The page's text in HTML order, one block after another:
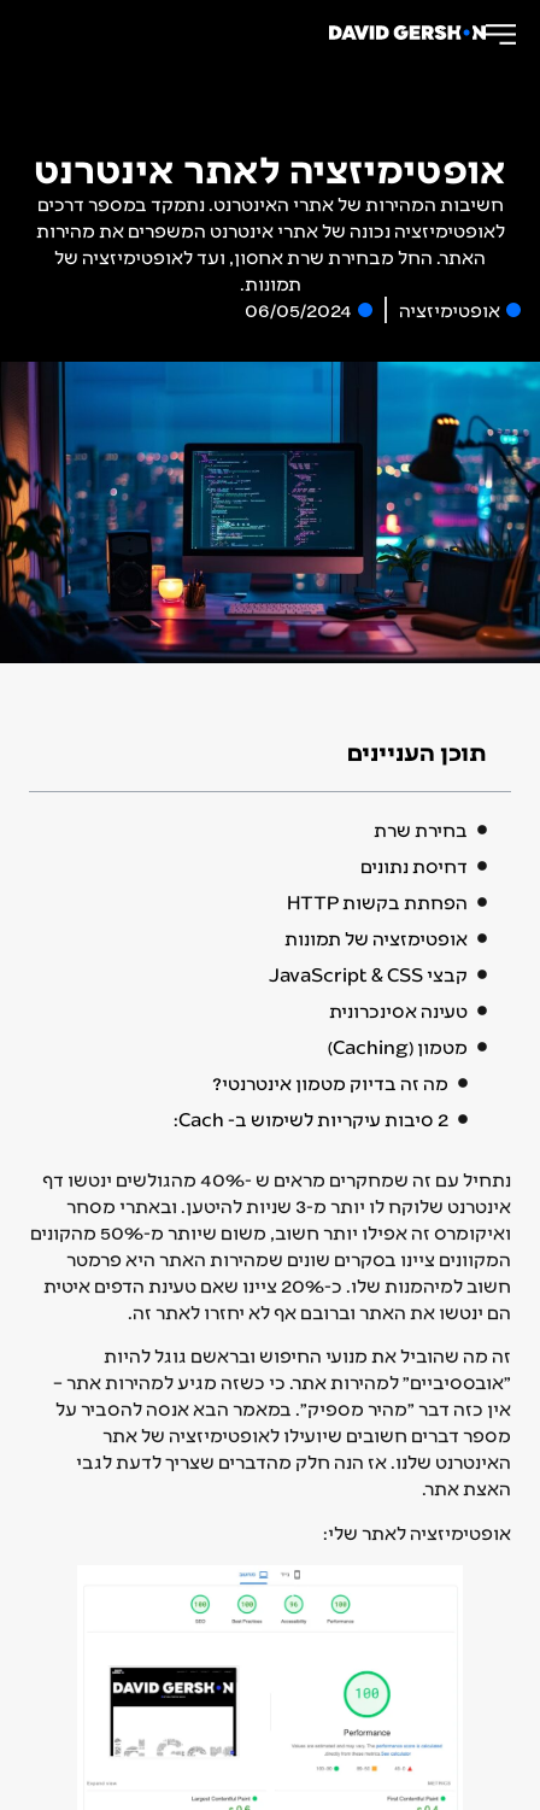
אופטימיזציה לאתר אינטרנט
חשיבות המהירות של אתרי האינטרנט. נתמקד במספר דרכים
לאופטימיזציה נכונה של אתרי אינטרנט המשפרים את מהירות
האתר. החל מבחירת שרת אחסון, ועד לאופטימיזציה של
תמונות.
אופטימיזציה
06/05/2024
תוכן העניינים
בחירת שרת
דחיסת נתונים
הפחתת בקשות HTTP
אופטימזציה של תמונות
קבצי JavaScript & CSS
טעינה אסינכרונית
מטמון (Caching)
מה זה בדיוק מטמון אינטרנטי?
2 סיבות עיקריות לשימוש ב- Cach:
נתחיל עם זה שמחקרים מראים ש -40% מהגולשים ינטשו דף
אינטרנט שלוקח לו יותר מ-3 שניות להיטען. ובאתרי מסחר
ואיקומרס זה אפילו יותר חשוב, משום שיותר מ-50% מהקונים
המקוונים ציינו בסקרים שונים שמהירות האתר היא פרמטר
חשוב למיהמנות שלו. כ-20% ציינו שאם טעינת הדפים איטית
הם ינטשו את האתר וברובם אף לא יחזרו לאתר זה.
זה מה שהוביל את מנועי החיפוש ובראשם גוגל להיות
״אובססיביים״ למהירות אתר. כי כשזה מגיע למהירות אתר –
אין כזה דבר ״מהיר מספיק״. במאמר הבא אנסה להסביר על
מספר דברים חשובים שיועילו לאופטימיזציה של אתר
האינטרנט שלנו. אז הנה חלק מהדברים שצריך לדעת לגבי
האצת אתר.
אופטימיזציה לאתר שלי: